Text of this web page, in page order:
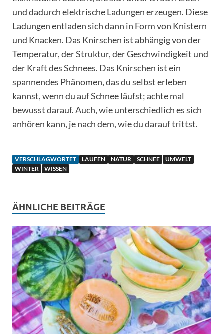
und dadurch elektrische Ladungen erzeugen. Diese
Ladungen entladen sich dann in Form von Knistern
und Knacken. Das Knirschen ist abhängig von der
Temperatur, der Struktur, der Geschwindigkeit und
der Kraft des Schnees. Das Knirschen ist ein
spannendes Phänomen, das du selbst erleben
kannst, wenn du auf Schnee läufst; achte mal
bewusst darauf. Auch, wie unterschiedlich es sich
anhören kann, je nach dem, wie du darauf trittst.
VERSCHLAGWORTET LAUFEN NATUR SCHNEE
UMWELT
WINTER
WISSEN
ÄHNLICHE BEITRÄGE